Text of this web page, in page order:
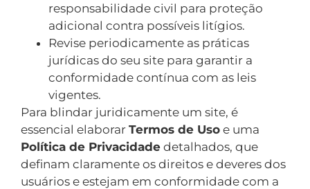
responsabilidade civil para proteção
adicional contra possíveis litígios.
Revise periodicamente as práticas
jurídicas do seu site para garantir a
conformidade contínua com as leis
vigentes.
Para blindar juridicamente um site, é
essencial elaborar Termos de Uso e uma
Política de Privacidade detalhados, que
definam claramente os direitos e deveres dos
usuários e estejam em conformidade com a